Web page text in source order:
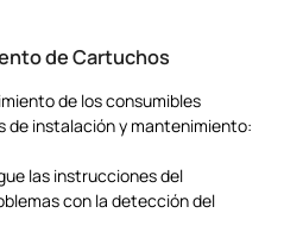
de Cartuchos
de los consumibles
de instalación y mantenimiento:
las instrucciones del
con la detección del